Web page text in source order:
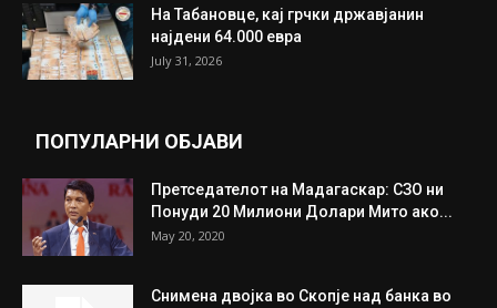
На Табановце, кај грчки државјанин
најдени 64.000 евра
July 31, 2026
ПОПУЛАРНИ ОБЈАВИ
Претседателот на Мадагаскар: СЗО ни
Понуди 20 Милиони Долари Мито ако...
May 20, 2020
Снимена двојка во Скопје над банка во